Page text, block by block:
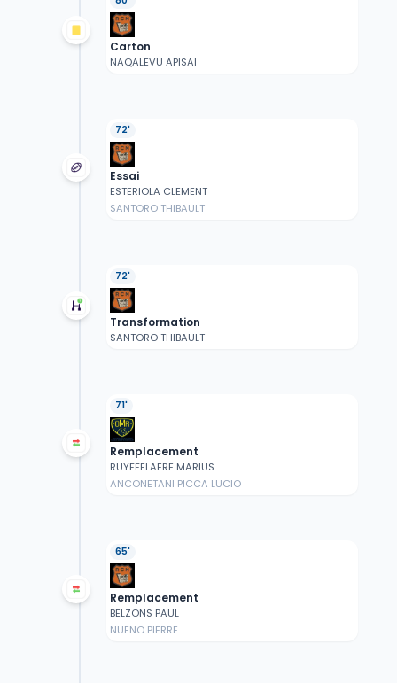
Carton
NAQALEVU APISAI
72'
Essai
ESTERIOLA CLEMENT
SANTORO THIBAULT
72'
Transformation
SANTORO THIBAULT
71'
Remplacement
RUYFFELAERE MARIUS
ANCONETANI PICCA LUCIO
65'
Remplacement
BELZONS PAUL
NUENO PIERRE